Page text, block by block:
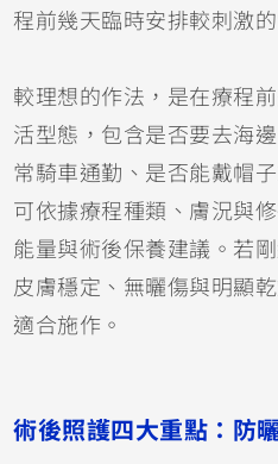
程前幾天臨時安排較刺激的
較理想的作法，是在療程
活型態，包含是否要去海
常騎車通勤、是否能戴帽
可依據療程種類、膚況與
能量與術後保養建議。若
皮膚穩定、無曬傷與明顯
適合施作。
術後照護四大重點：防